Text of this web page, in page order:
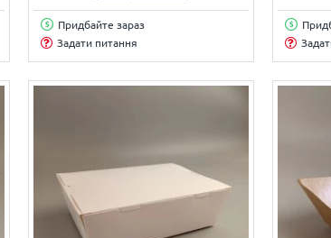
Придбайте зараз
Задати питання